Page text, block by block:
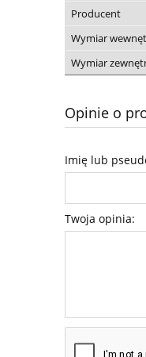
Producent
Wymiar
Wymiar
Opinie o
Imię lub
Twoja opinia: